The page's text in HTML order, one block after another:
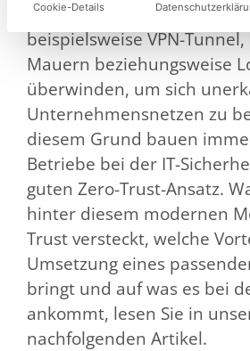
beispielsweise VPN-
Mauern beziehungsweise
überwinden, um sich
Unternehmensnetzen zu
diesem Grund bauen
Betriebe bei der IT-
guten Zero-Trust-Ansatz.
hinter diesem modernen
Trust versteckt, welche
Umsetzung eines
bringt und auf was es bei
ankommt, lesen Sie in
nachfolgenden Artikel.
Cookie-Details